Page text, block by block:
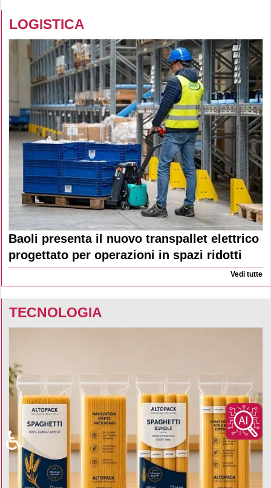
LOGISTICA
Baoli presenta il nuovo transpallet elettrico
progettato per operazioni in spazi ridotti
Vedi tutte
TECNOLOGIA